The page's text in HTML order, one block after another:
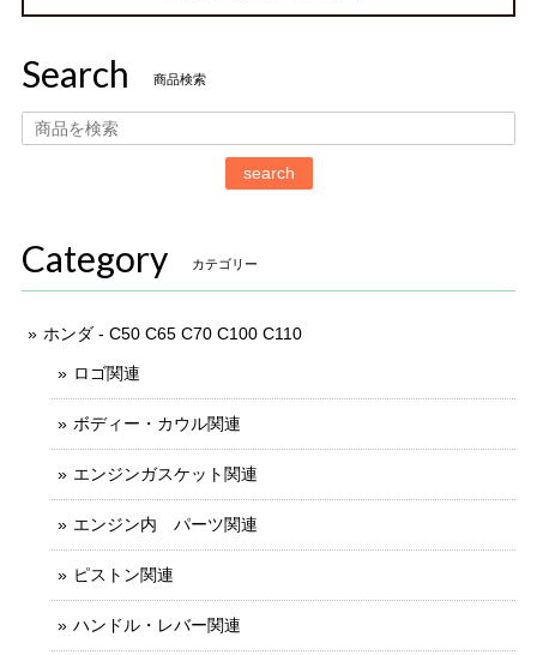
Search 商品検索
search
Category カテゴリー
ホンダ - C50 C65 C70 C100 C110
ロゴ関連
ボディー・カウル関連
エンジンガスケット関連
エンジン内 パーツ関連
ピストン関連
ハンドル・レバー関連